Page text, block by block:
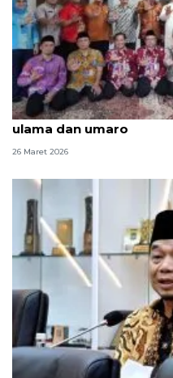
Safari Syawal, Pemkot
ulama dan umaro
26 Maret 2026